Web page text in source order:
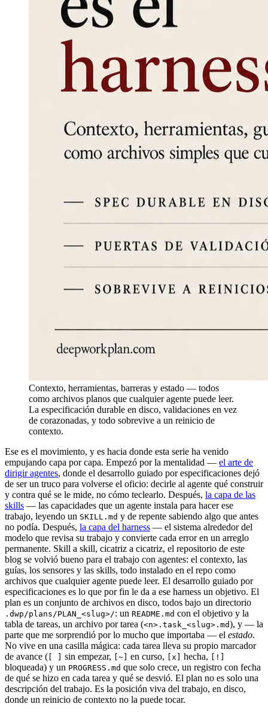
Contexto, herramientas, barreras y estado — todos
como archivos planos que cualquier agente puede leer.
La especificación durable en disco, validaciones en vez
de corazonadas, y todo sobrevive a un reinicio de
contexto.
Ese es el movimiento, y es hacia donde esta serie ha venido
empujando capa por capa. Empezó por la mentalidad — el arte de
dirigir agentes, donde el desarrollo guiado por especificaciones dejó
de ser un truco para volverse el oficio: decirle al agente qué construir
y contra qué se le mide, no cómo teclearlo. Después, la capa de las
skills — las capacidades que un agente instala para hacer ese
trabajo, leyendo un SKILL.md y de repente sabiendo algo que antes
no podía. Después, la capa del harness — el sistema alrededor del
modelo que revisa su trabajo y convierte cada error en un arreglo
permanente. Skill a skill, cicatriz a cicatriz, el repositorio de este
blog se volvió bueno para el trabajo con agentes: el contexto, las
guías, los sensores y las skills, todo instalado en el repo como
archivos que cualquier agente puede leer. El desarrollo guiado por
especificaciones es lo que por fin le da a ese harness un objetivo. El
plan es un conjunto de archivos en disco, todos bajo un directorio
.dwp/plans/PLAN_<slug>/: un README.md con el objetivo y la
tabla de tareas, un archivo por tarea (<n>.task_<slug>.md), y — la
parte que me sorprendió por lo mucho que importaba — el estado.
No vive en una casilla mágica: cada tarea lleva su propio marcador
de avance (
sin empezar, [~] en curso, [x] hecha, [!]
bloqueada) y un PROGRESS.md que solo crece, un registro con fecha
de qué se hizo en cada tarea y qué se desvió. El plan no es solo una
descripción del trabajo. Es la posición viva del trabajo, en disco,
donde un reinicio de contexto no la puede tocar.